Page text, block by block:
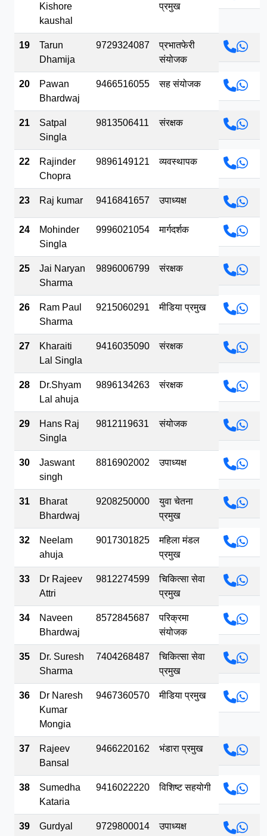
Kishore
kaushal
प्रमुख
19
Tarun
Dhamija
9729324087
प्रभातफेरी
संयोजक
20
Pawan
Bhardwaj
9466516055 सह संयोजक
21
Satpal
Singla
9813506411 संरक्षक
22
Rajinder
Chopra
9896149121 व्यवस्थापक
23 Raj kumar 9416841657 उपाध्यक्ष
24
Mohinder
Singla
9996021054 मार्गदर्शक
25
Jai Naryan
Sharma
9896006799 संरक्षक
26
Ram Paul
Sharma
9215060291 मीडिया प्रमुख
27
Kharaiti
Lal Singla
9416035090 संरक्षक
28
Dr.Shyam
Lal ahuja
9896134263 संरक्षक
29
Hans Raj
Singla
9812119631 संयोजक
30
Jaswant
singh
8816902002 उपाध्यक्ष
31
Bharat
Bhardwaj
9208250000
युवा चेतना
प्रमुख
32
Neelam
ahuja
9017301825
महिला मंडल
प्रमुख
33
Dr Rajeev
Attri
9812274599
चिकित्सा सेवा
प्रमुख
34
Naveen
Bhardwaj
8572845687
परिक्रमा
संयोजक
35
Dr. Suresh
Sharma
7404268487
चिकित्सा सेवा
प्रमुख
36
Dr Naresh
Kumar
Mongia
9467360570 मीडिया प्रमुख
37
Rajeev
Bansal
9466220162 भंडारा प्रमुख
38
Sumedha
Kataria
9416022220 विशिष्ट सहयोगी
39
Gurdyal
9729800014 उपाध्यक्ष